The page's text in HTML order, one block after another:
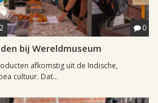
0
bij Wereldmuseum
afkomstig uit de Indische,
cultuur. Dat...